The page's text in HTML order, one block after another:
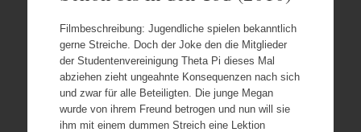
Filmbeschreibung: Jugendliche spielen bekanntlich
gerne Streiche. Doch der Joke den die Mitglieder
der Studentenvereinigung Theta Pi dieses Mal
abziehen zieht ungeahnte Konsequenzen nach sich
und zwar für alle Beteiligten. Die junge Megan
wurde von ihrem Freund betrogen und nun will sie
ihm mit einem dummen Streich eine Lektion